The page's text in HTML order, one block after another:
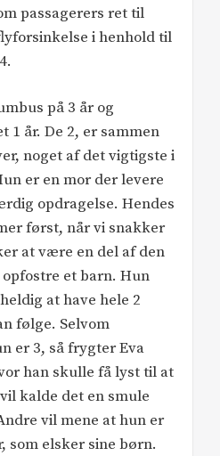
passagerers ret til
i henhold til
på 3 år og
1 år. De 2, er sammen
noget af det vigtigste i
er en mor der levere
opdragelse. Hendes
først, når vi snakker
at være en del af den
et barn. Hun
at have hele 2
følge. Selvom
er 3, så frygter Eva
han skulle få lyst til at
kalde det en smule
vil mene at hun er
som elsker sine børn.